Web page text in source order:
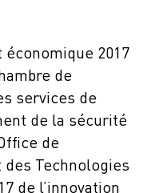
économique 2017
de
services de
de la sécurité
de
Technologies
de l’innovation